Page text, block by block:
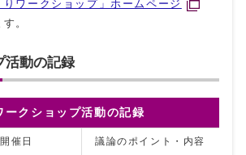
りワークショップ」ホームページ
。
活動の記録
クショップ活動の記録
催日 議論のポイント・内容